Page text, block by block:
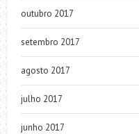
outubro 2017
setembro 2017
agosto 2017
julho 2017
junho 2017